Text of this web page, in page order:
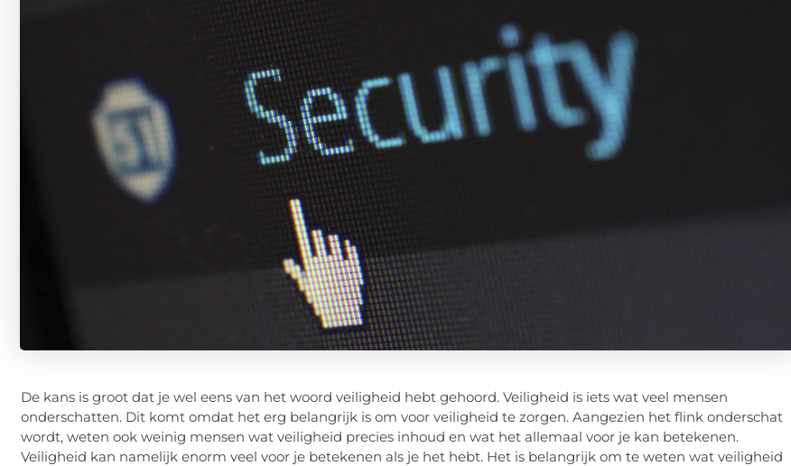
De kans is groot dat je wel eens van het woord veiligheid hebt gehoord. Veiligheid is iets wat veel mensen
onderschatten. Dit komt omdat het erg belangrijk is om voor veiligheid te zorgen. Aangezien het flink onderschat
wordt, weten ook weinig mensen wat veiligheid precies inhoud en wat het allemaal voor je kan betekenen.
Veiligheid kan namelijk enorm veel voor je betekenen als je het hebt. Het is belangrijk om te weten wat veiligheid